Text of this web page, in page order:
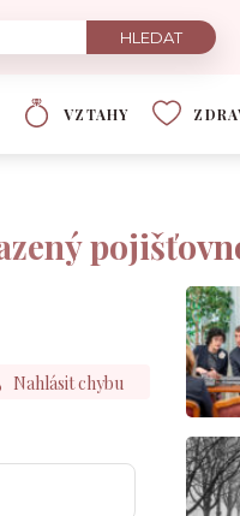
VZTAHY
Nahlásit chybu